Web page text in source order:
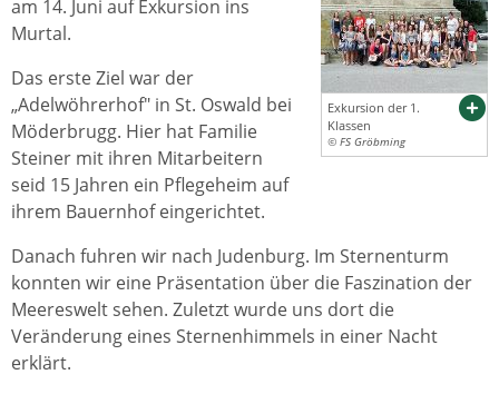
Exkursion der 1.
Klassen
© FS Gröbming
am 14. Juni auf Exkursion ins
Murtal.
Das erste Ziel war der
„Adelwöhrerhof" in St. Oswald bei
Möderbrugg. Hier hat Familie
Steiner mit ihren Mitarbeitern
seid 15 Jahren ein Pflegeheim auf
ihrem Bauernhof eingerichtet.
Danach fuhren wir nach Judenburg. Im Sternenturm
konnten wir eine Präsentation über die Faszination der
Meereswelt sehen. Zuletzt wurde uns dort die
Veränderung eines Sternenhimmels in einer Nacht
erklärt.